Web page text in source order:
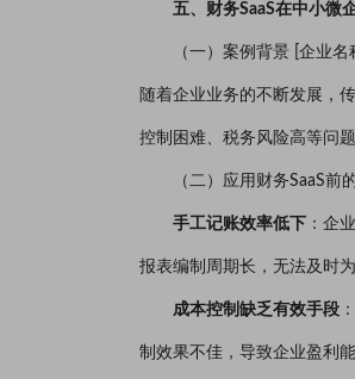
五、财务SaaS在中小微
（一）案例背景 [企业
随着企业业务的不断发展，
控制困难、税务风险高等问题
（二）应用财务SaaS前
手工记账效率低下 ：企
报表编制周期长，无法及时
成本控制缺乏有效手段
制效果不佳，导致企业盈利能